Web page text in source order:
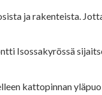
ja rakenteista.
Isossakyrössä
kattopinnan